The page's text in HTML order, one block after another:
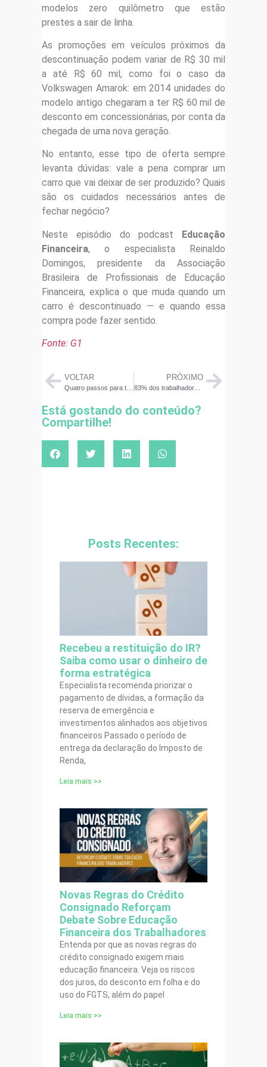
modelos zero quilômetro que estão
prestes a sair de linha.
As promoções em veículos próximos da
descontinuação podem variar de R$ 30 mil
a até R$ 60 mil, como foi o caso da
Volkswagen Amarok: em 2014 unidades do
modelo antigo chegaram a ter R$ 60 mil de
desconto em concessionárias, por conta da
chegada de uma nova geração.
No entanto, esse tipo de oferta sempre
levanta dúvidas: vale a pena comprar um
carro que vai deixar de ser produzido? Quais
são os cuidados necessários antes de
fechar negócio?
Neste episódio do podcast Educação
Financeira, o especialista Reinaldo
Domingos, presidente da Associação
Brasileira de Profissionais de Educação
Financeira, explica o que muda quando um
carro é descontinuado — e quando essa
compra pode fazer sentido.
Fonte: G1
VOLTAR
Quatro passos para transformar o 13º em trampolim financeiro para 2026
PRÓXIMO
83% dos trabalhadores que tomaram o Crédito do Trabalhador não sabem quanto pagam de juros, aponta pesquisa
Está gostando do conteúdo?
Compartilhe!
Posts Recentes:
Recebeu a restituição do IR?
Saiba como usar o dinheiro de
forma estratégica
Especialista recomenda priorizar o
pagamento de dívidas, a formação da
reserva de emergência e
investimentos alinhados aos objetivos
financeiros Passado o período de
entrega da declaração do Imposto de
Renda,
Leia mais >>
Novas Regras do Crédito
Consignado Reforçam
Debate Sobre Educação
Financeira dos Trabalhadores
Entenda por que as novas regras do
crédito consignado exigem mais
educação financeira. Veja os riscos
dos juros, do desconto em folha e do
uso do FGTS, além do papel
Leia mais >>